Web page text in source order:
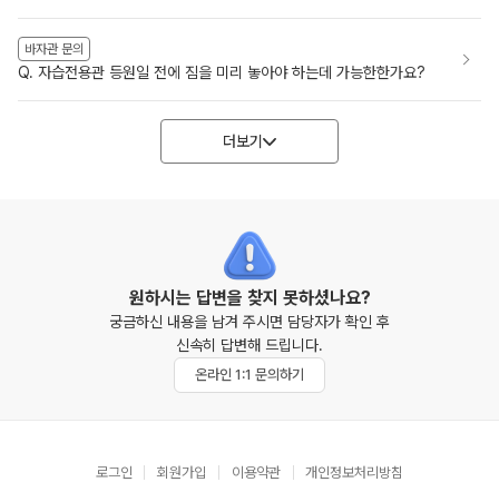
바자관 문의
Q. 자습전용관 등원일 전에 짐을 미리 놓아야 하는데 가능한한가요?
더보기
원하시는 답변을 찾지 못하셨나요?
궁금하신 내용을 남겨 주시면 담당자가 확인 후
신속히 답변해 드립니다.
온라인 1:1 문의하기
로그인 회원가입 이용약관 개인정보처리방침